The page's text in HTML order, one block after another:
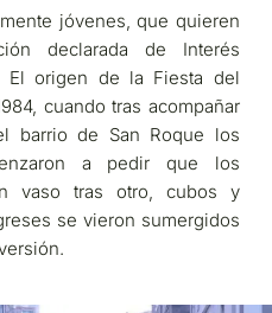
jóvenes, que quieren
declarada de Interés
El origen de la Fiesta del
cuando tras acompañar
barrio de San Roque los
a pedir que los
vaso tras otro, cubos y
se vieron sumergidos